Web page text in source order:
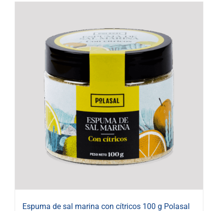
Espuma de sal marina con cítricos 100 g Polasal